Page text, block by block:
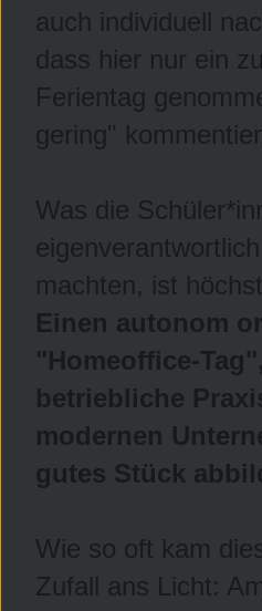
auch individuell
dass hier nur ein
Ferientag
gering"
Was die
machten, ist
Einen autonom
"Homeoffice-
betriebliche
modernen
gutes Stück
Wie so oft kam
Zufall ans Licht: